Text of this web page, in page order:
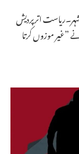
اترپردیش
”غیر موزوں کرتا